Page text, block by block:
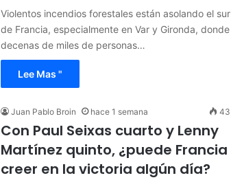
Violentos incendios forestales están asolando el sur
de Francia, especialmente en Var y Gironda, donde
decenas de miles de personas…
Lee Mas "
Juan Pablo Broin hace 1 semana 43
Con Paul Seixas cuarto y Lenny
Martínez quinto, ¿puede Francia
creer en la victoria algún día?